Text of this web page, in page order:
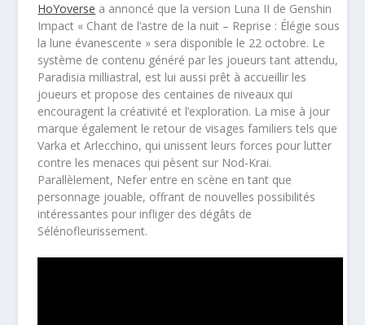
HoYoverse a annoncé que la version Luna II de Genshin
Impact « Chant de l’astre de la nuit – Reprise : Élégie sous
la lune évanescente » sera disponible le 22 octobre. Le
système de contenu généré par les joueurs tant attendu,
Paradisia milliastral, est lui aussi prêt à accueillir les
joueurs et propose des centaines de niveaux qui
encouragent la créativité et l’exploration. La mise à jour
marque également le retour de visages familiers tels que
Varka et Arlecchino, qui unissent leurs forces pour lutter
contre les menaces qui pèsent sur Nod-Krai.
Parallèlement, Nefer entre en scène en tant que
personnage jouable, offrant de nouvelles possibilités
intéressantes pour infliger des dégâts de
Sélénofleurissement.